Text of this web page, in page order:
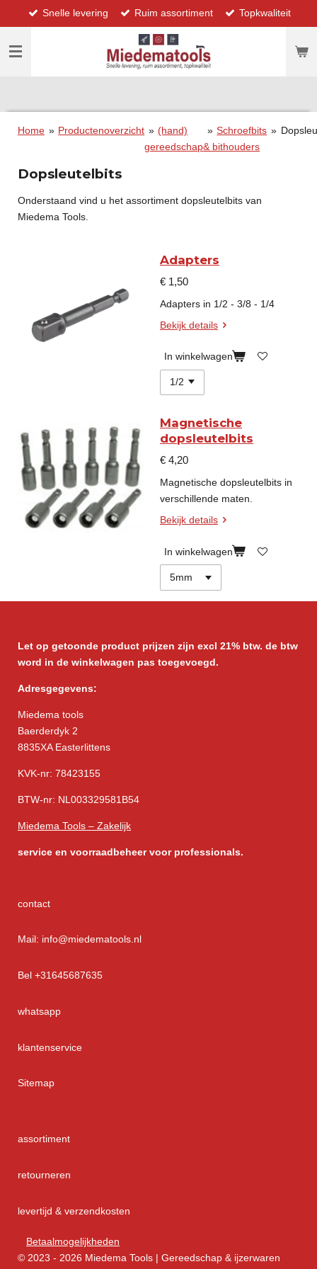
direct
naar
hoofdinhoud
Snelle levering Ruim assortiment Topkwaliteit
Home » Productenoverzicht » (hand)
gereedschap
» Schroefbits
& bithouders
»
Dopsleutelbits
Onderstaand vind u het assortiment dopsleutelbits van
Miedema Tools.
Adapters
€ 1,50
Adapters in 1/2 - 3/8 - 1/4
Bekijk details
In winkelwagen
Magnetische
dopsleutelbits
€ 4,20
Magnetische dopsleutelbits in
verschillende maten.
Bekijk details
In winkelwagen
Let op getoonde product prijzen zijn excl 21% btw. de btw
word in de winkelwagen pas toegevoegd.
Adresgegevens:
Miedema tools
Baerderdyk 2
8835XA Easterlittens
KVK-nr: 78423155
BTW-nr: NL003329581B54
Miedema Tools – Zakelijk
service en voorraadbeheer voor professionals.
contact
Mail: info@miedematools.nl
Bel +31645687635
whatsapp
klantenservice
Sitemap
assortiment
retourneren
levertijd & verzendkosten
Betaalmogelijkheden
© 2023 - 2026 Miedema Tools | Gereedschap & ijzerwaren